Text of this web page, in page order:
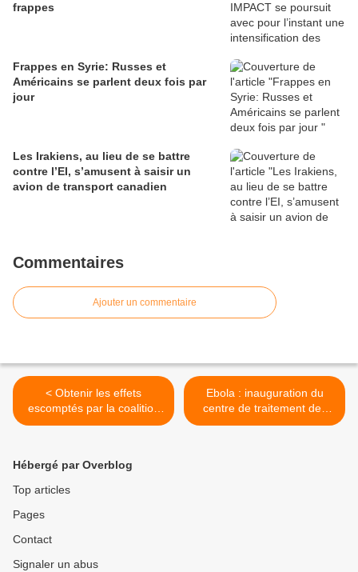
frappes
Frappes en Syrie: Russes et
Américains se parlent deux fois par
jour
Les Irakiens, au lieu de se battre
contre l’EI, s’amusent à saisir un
avion de transport canadien
Commentaires
Ajouter un commentaire
< Obtenir les effets
escomptés par la coalition
au-dessus de l’Irak
Ebola : inauguration du
centre de traitement des
soignants (CTS) de
Hébergé par Overblog
Top articles
Pages
Contact
Signaler un abus